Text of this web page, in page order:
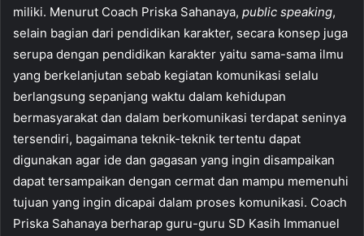
miliki. Menurut Coach Priska Sahanaya, public speaking,
selain bagian dari pendidikan karakter, secara konsep juga
serupa dengan pendidikan karakter yaitu sama-sama ilmu
yang berkelanjutan sebab kegiatan komunikasi selalu
berlangsung sepanjang waktu dalam kehidupan
bermasyarakat dan dalam berkomunikasi terdapat seninya
tersendiri, bagaimana teknik-teknik tertentu dapat
digunakan agar ide dan gagasan yang ingin disampaikan
dapat tersampaikan dengan cermat dan mampu memenuhi
tujuan yang ingin dicapai dalam proses komunikasi. Coach
Priska Sahanaya berharap guru-guru SD Kasih Immanuel